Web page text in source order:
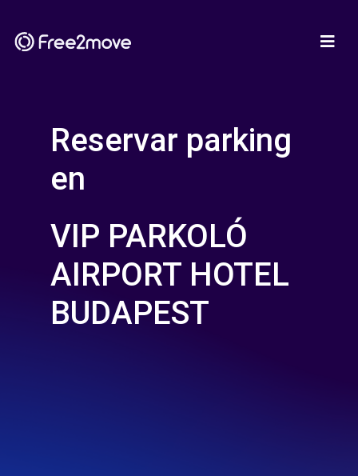
Reservar parking
en
VIP PARKOLÓ
AIRPORT HOTEL
BUDAPEST